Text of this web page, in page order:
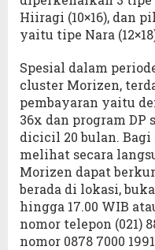
Hiiragi (10×16), dan
yaitu tipe Nara
Spesial dalam
cluster Morizen,
pembayaran yaitu
36x dan program DP
dicicil 20 bulan.
melihat secara
Morizen dapat
berada di lokasi,
hingga 17.00 WIB
nomor telepon (021)
nomor 0878 7000